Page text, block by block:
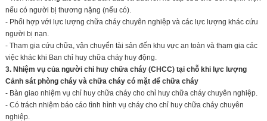
nếu có người bị thương nặng (nếu có).
- Phối hợp với lực lượng chữa cháy chuyên nghiệp và các lực lượng khác cứu
người bị nạn.
- Tham gia cứu chữa, vận chuyển tài sản đến khu vực an toàn và tham gia các
việc khác khi Ban chỉ huy chữa cháy huy động.
3. Nhiệm vụ của người chỉ huy chữa cháy (CHCC) tại chỗ khi lực lượng
Cảnh sát phòng cháy và chữa cháy có mặt để chữa cháy
- Bàn giao nhiệm vụ chỉ huy chữa cháy cho chỉ huy chữa cháy chuyên nghiệp.
- Có trách nhiệm báo cáo tình hình vụ cháy cho chỉ huy chữa cháy chuyên
nghiệp.